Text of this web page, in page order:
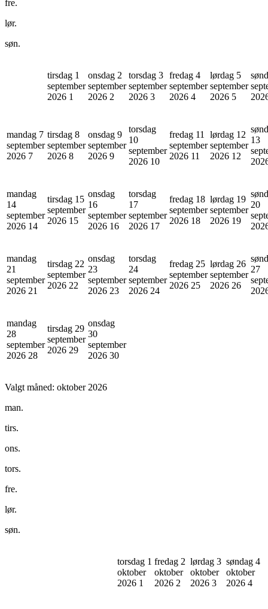
fre.
lør.
søn.
tirsdag 1
september
2026 1
onsdag 2
september
2026 2
torsdag 3
september
2026 3
fredag 4
september
2026 4
lørdag 5
september
2026 5
mandag 7
september
2026 7
tirsdag 8
september
2026 8
onsdag 9
september
2026 9
torsdag
10
september
2026 10
fredag 11
september
2026 11
lørdag 12
september
2026 12
13
mandag
14
september
2026 14
tirsdag 15
september
2026 15
onsdag
16
september
2026 16
torsdag
17
september
2026 17
fredag 18
september
2026 18
lørdag 19
september
2026 19
20
mandag
21
september
2026 21
tirsdag 22
september
2026 22
onsdag
23
september
2026 23
torsdag
24
september
2026 24
fredag 25
september
2026 25
lørdag 26
september
2026 26
27
mandag
28
september
2026 28
tirsdag 29
september
2026 29
onsdag
30
september
2026 30
Valgt måned: oktober 2026
man.
tirs.
ons.
tors.
fre.
lør.
søn.
torsdag 1
oktober
2026 1
fredag 2
oktober
2026 2
lørdag 3
oktober
2026 3
søndag 4
oktober
2026 4